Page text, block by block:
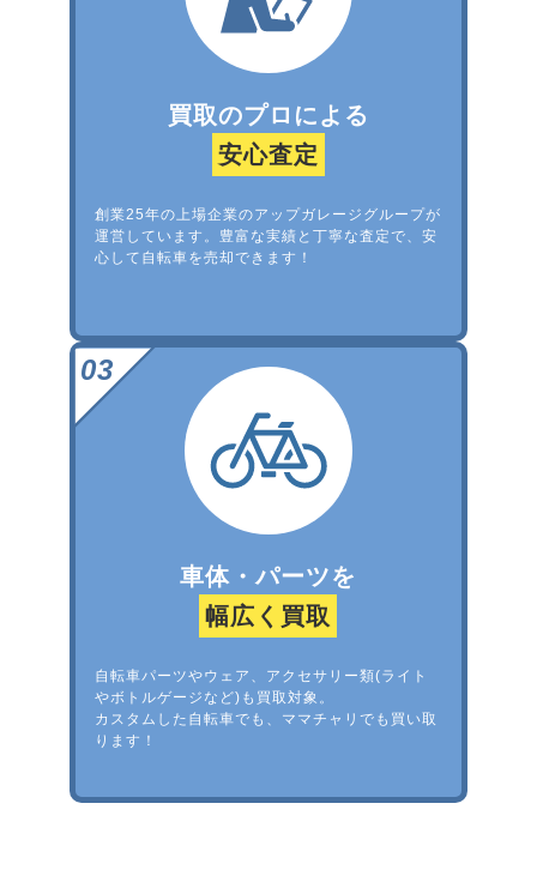
買取のプロによる
安心査定
創業25年の上場企業のアップガレージグループが
運営しています。豊富な実績と丁寧な査定で、安
心して自転車を売却できます！
車体・パーツを
幅広く買取
自転車パーツやウェア、アクセサリー類(ライト
やボトルゲージなど)も買取対象。
カスタムした自転車でも、ママチャリでも買い取
ります！